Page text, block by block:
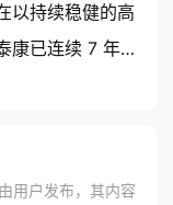
以持续稳健的高
康已连续 7 年进
期来看，泰康
现了虚拟保险
为国内最早布局
用户发布，其内容